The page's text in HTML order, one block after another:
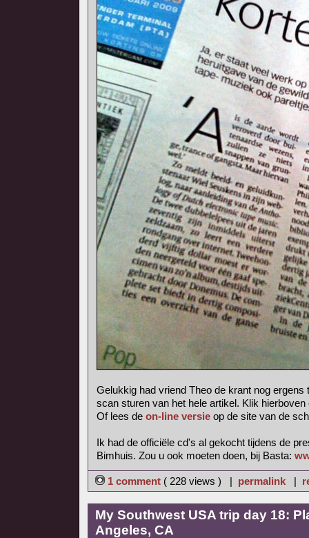
Gelukkig had vriend Theo de krant nog ergens
scan sturen van het hele artikel. Klik
Of lees de on-line versie op de site van de
Ik had de officiële cd's al gekocht tijdens de
Bimhuis. Zou u ook moeten doen, bij Basta:
1 comment ( 228 views ) | permalink |
My Southwest USA trip day 18:
Angeles, CA